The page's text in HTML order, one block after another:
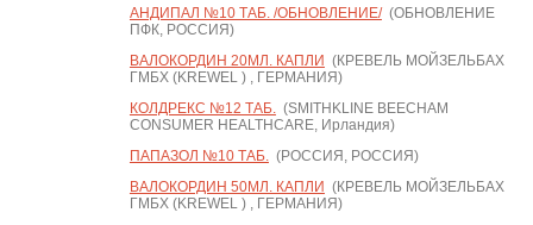
АНДИПАЛ №10 ТАБ. /ОБНОВЛЕНИЕ/(ОБНОВЛЕНИЕ
ПФК, РОССИЯ)
ВАЛОКОРДИН 20МЛ. КАПЛИ (КРЕВЕЛЬ МОЙЗЕЛЬБАХ
ГМБХ (KREWEL ) , ГЕРМАНИЯ)
КОЛДРЕКС №12 ТАБ.(SMITHKLINE BEECHAM
CONSUMER HEALTHCARE, Ирландия)
ПАПАЗОЛ №10 ТАБ.(РОССИЯ, РОССИЯ)
ВАЛОКОРДИН 50МЛ. КАПЛИ (КРЕВЕЛЬ МОЙЗЕЛЬБАХ
ГМБХ (KREWEL ) , ГЕРМАНИЯ)